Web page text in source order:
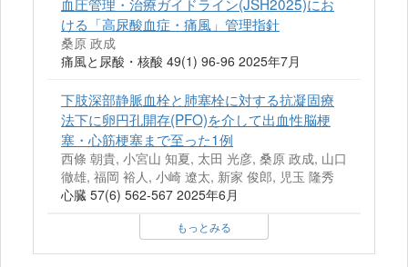
ける「高尿酸血症・痛風」管理指針
桑原 政成
痛風と尿酸・核酸 49(1) 96-96 2025年7月
下肢深部静脈血栓と肺塞栓に対する抗凝固療
法下に卵円孔開存(PFO)を介して出血性脳梗
塞・心筋梗塞まで至った1例
西條 朝貴, 小宮山 知夏, 太田 光彦, 桑原 政成, 山口
徹雄, 福岡 裕人, 小崎 遼太, 新家 俊郎, 児玉 隆秀
心臓 57(6) 562-567 2025年6月
もっとみる